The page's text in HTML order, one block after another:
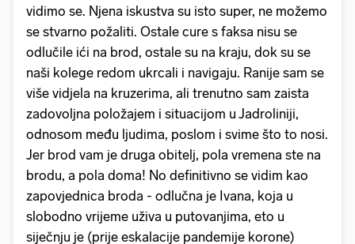
vidimo se. Njena iskustva su isto super, ne možemo
se stvarno požaliti. Ostale cure s faksa nisu se
odlučile ići na brod, ostale su na kraju, dok su se
naši kolege redom ukrcali i navigaju. Ranije sam se
više vidjela na kruzerima, ali trenutno sam zaista
zadovoljna položajem i situacijom u Jadroliniji,
odnosom među ljudima, poslom i svime što to nosi.
Jer brod vam je druga obitelj, pola vremena ste na
brodu, a pola doma! No definitivno se vidim kao
zapovjednica broda - odlučna je Ivana, koja u
slobodno vrijeme uživa u putovanjima, eto u
siječnju je (prije eskalacije pandemije korone)